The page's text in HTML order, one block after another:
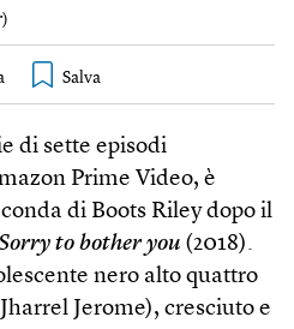
)
di sette episodi
Prime Video, è
di Boots Riley dopo il
to bother you (2018).
nero alto quattro
Jerome), cresciuto e